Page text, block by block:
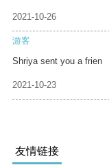
2021-10-26
游客
Shriya sent you a frien
2021-10-23
友情链接